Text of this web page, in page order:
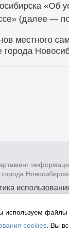
«Об
(далее —
местного
в
города
используем файлы
cookies . Вы